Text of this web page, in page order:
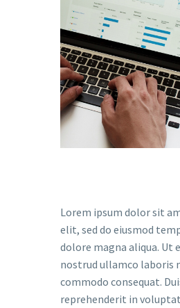
Lorem ipsum dolor sit
elit, sed do eiusmod
dolore magna aliqua. Ut
nostrud ullamco laboris
commodo consequat.
reprehenderit in